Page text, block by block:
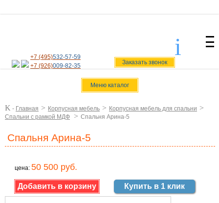
+7 (495)532-57-59
+7 (926)009-82-35 Заказать звонок
i
Меню каталог
K - Главная > Корпусная мебель > Корпусная мебель для спальни >
Спальни с рамкой МДФ > Спальня Арина-5
Спальня Арина-5
цена: 50 500 руб.
Купить в 1 клик